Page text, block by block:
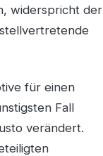
widerspricht der
für einen
Fall
verändert.